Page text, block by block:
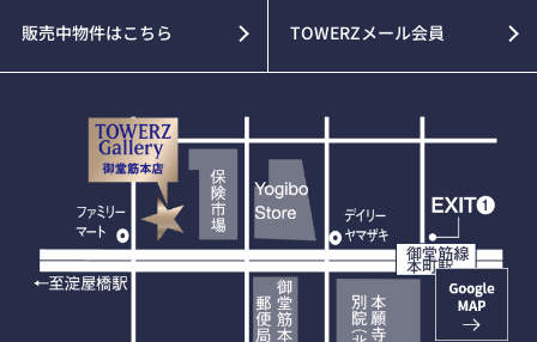
販売中物件はこちら TOWERZメール会員